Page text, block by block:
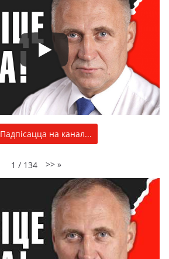
Падпісацца на канал...
1 / 134 >> »